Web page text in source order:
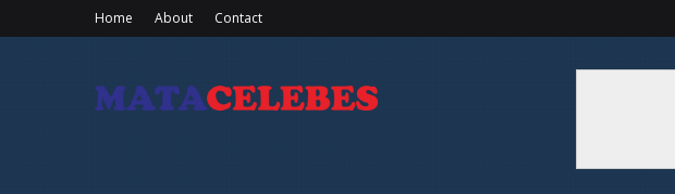
Home About Contact